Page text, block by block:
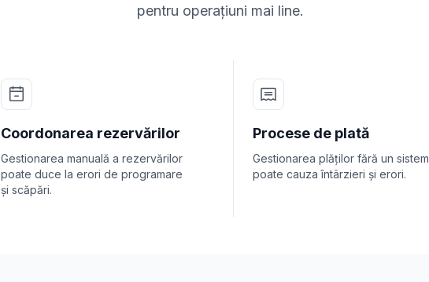
pentru operațiuni mai line.
Coordonarea rezervărilor
Gestionarea manuală a rezervărilor
poate duce la erori de programare
și scăpări.
Procese de plată
Gestionarea plăților fără un sistem
poate cauza întârzieri și erori.